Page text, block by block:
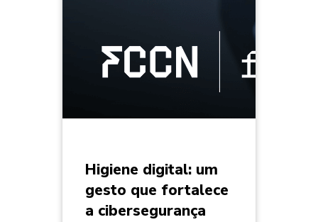
Higiene digital: um
gesto que fortalece
a cibersegurança